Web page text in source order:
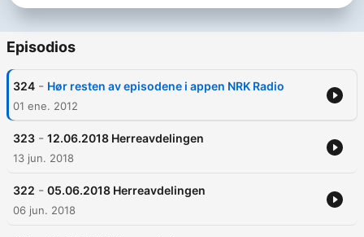
Episodios
324 - Hør resten av episodene i appen NRK Radio
01 ene. 2012
323 - 12.06.2018 Herreavdelingen
13 jun. 2018
322 - 05.06.2018 Herreavdelingen
06 jun. 2018